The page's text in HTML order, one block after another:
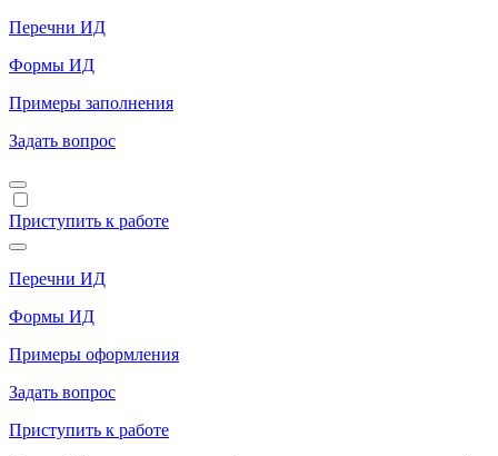
Перечни ИД
Формы ИД
Примеры заполнения
Задать вопрос
Приступить к работе
Перечни ИД
Формы ИД
Примеры оформления
Задать вопрос
Приступить к работе